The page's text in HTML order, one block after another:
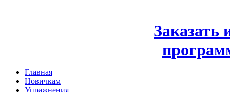
Заказать
Главная
Новичкам
Упражнения